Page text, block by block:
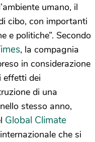
umano, il
cibo, con importanti
e politiche”. Secondo
, la compagnia
in considerazione
effetti dei
di una
stesso anno,
Global Climate
che si